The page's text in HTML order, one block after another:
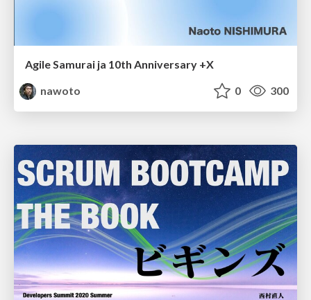
Agile Samurai ja 10th Anniversary +X
nawoto
0 300